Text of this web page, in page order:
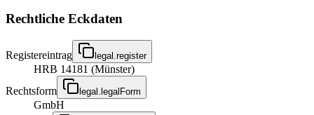
Rechtliche Eckdaten
Registereintrag legal.register
HRB 14181 (Münster)
Rechtsform
legal.legalForm
GmbH